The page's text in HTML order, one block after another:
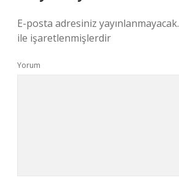
E-posta adresiniz yayınlanmayacak.
ile işaretlenmişlerdir
Yorum